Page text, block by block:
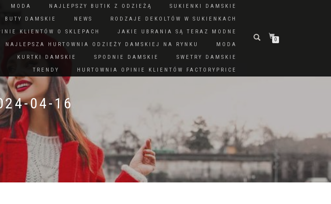
MODA NAJLEPSZY BUTIK Z ODZIEŻĄ
SUKIENKI DAMSKIE
BUTY DAMSKIE NEWS
RODZAJE DEKOLTÓW W SUKIENKACH
KLIENTÓW O SKLEPACH
JAKIE UBRANIA SĄ TERAZ MODNE
NAJLEPSZA HURTOWNIA ODZIEŻY DAMSKIEJ NA RYNKU
MODA
KURTKI DAMSKIE SPODNIE DAMSKIE
SWETRY DAMSKIE
TRENDY
HURTOWNIA OPINIE KLIENTÓW FACTORYPRICE
0
04-16